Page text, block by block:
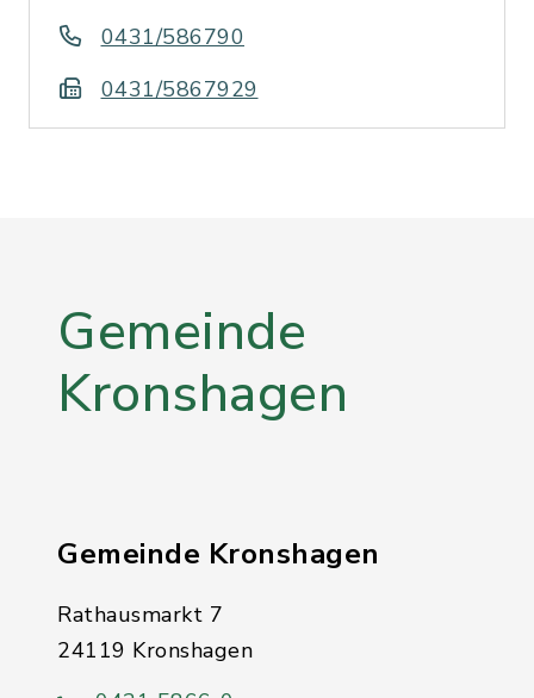
0431/586790
0431/5867929
Gemeinde
Kronshagen
Gemeinde Kronshagen
Rathausmarkt 7
24119 Kronshagen